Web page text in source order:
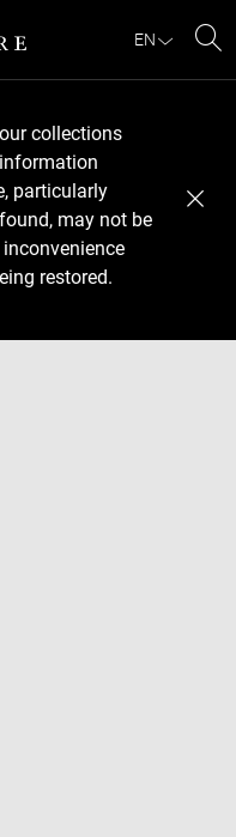
EN
collections
particularly
may not be
restored.